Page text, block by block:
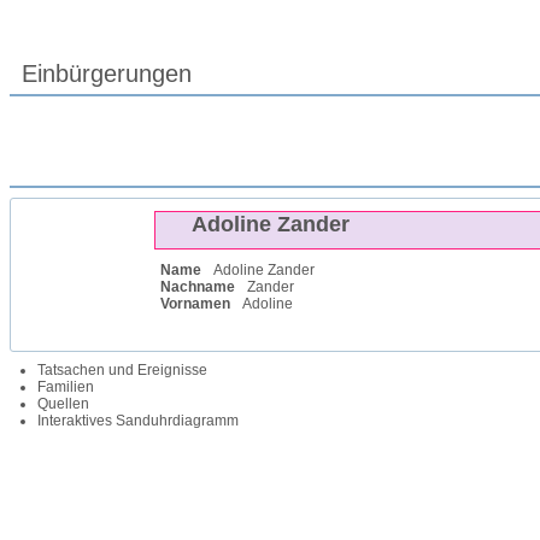
Einbürgerungen
Adoline Zander
Name Adoline Zander
Nachname
Zander
Vornamen
Adoline
Tatsachen und Ereignisse
Familien
Quellen
Interaktives Sanduhrdiagramm